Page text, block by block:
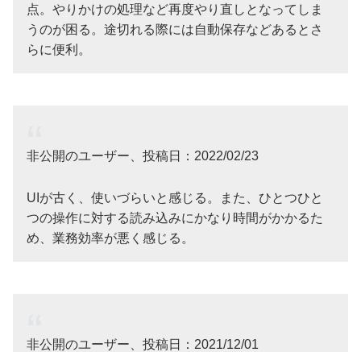
点。やりかけの処理など再度やり直しとなってしま
うのが困る。途切れる際には自動保存などあるとさ
らに便利。
非公開のユーザー、投稿日：2022/02/23
UIが古く、使いづらいと感じる。また、ひとつひと
つの操作に対する読み込みにかなり時間がかかるた
め、業務効率が悪く感じる。
非公開のユーザー、投稿日：2021/12/01